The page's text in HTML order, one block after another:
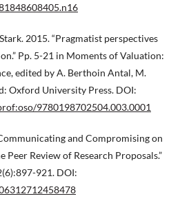
2015. “Pragmatist perspectives
Pp. 5-21 in Moments of Valuation:
edited by A. Berthoin Antal, M.
Oxford University Press. DOI:
9780198702504.003.0001
and Compromising on
Review of Research Proposals.”
921. DOI: